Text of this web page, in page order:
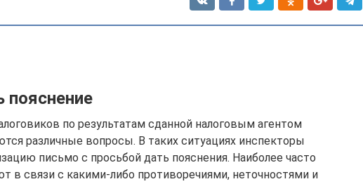
пояснение
по результатам сданной налоговым агентом
различные вопросы. В таких ситуациях инспекторы
письмо с просьбой дать пояснения. Наиболее часто
в связи с какими-либо противоречиями, неточностями и